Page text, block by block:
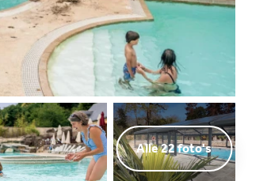
Alle 22 foto's